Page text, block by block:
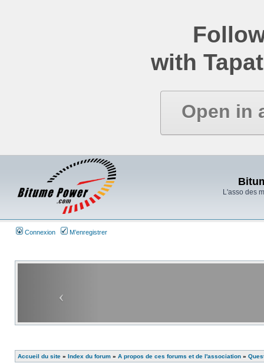
with
Open in
L'asso des
Connexion M’enregistrer
Accueil du site » Index du forum » A propos de ces forums et de l'association »